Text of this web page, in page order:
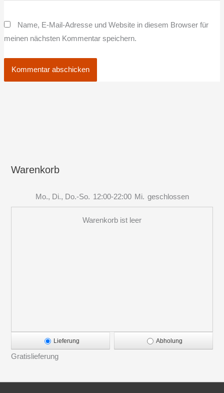
Name, E-Mail-Adresse und Website in diesem Browser für
meinen nächsten Kommentar speichern.
Warenkorb
Mo., Di., Do.-So. 12:00-22:00 Mi. geschlossen
Warenkorb ist leer
Lieferung Abholung
Gratislieferung